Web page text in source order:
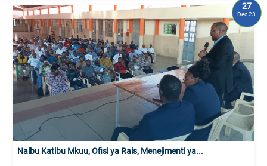
Naibu Katibu Mkuu, Ofisi ya Rais, Menejimenti ya...
27
Dec 23